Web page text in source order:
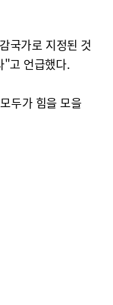
국가로 지정된 것
"고 언급했다.
두가 힘을 모을